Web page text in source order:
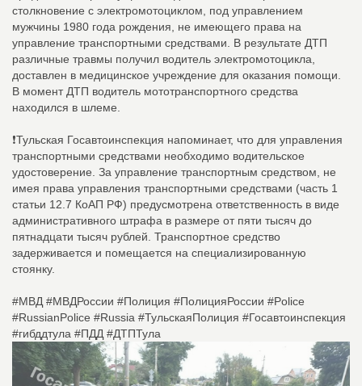
столкновение с электромотоциклом, под управлением
мужчины 1980 года рождения, не имеющего права на
управление транспортными средствами. В результате ДТП
различные травмы получил водитель электромотоцикла,
доставлен в медицинское учреждение для оказания помощи.
В момент ДТП водитель мототранспортного средства
находился в шлеме.
❗Тульская Госавтоинспекция напоминает, что для управления
транспортными средствами необходимо водительское
удостоверение. За управление транспортным средством, не
имея права управления транспортными средствами (часть 1
статьи 12.7 КоАП РФ) предусмотрена ответственность в виде
административного штрафа в размере от пяти тысяч до
пятнадцати тысяч рублей. Транспортное средство
задерживается и помещается на специализированную
стоянку.
#МВД #МВДРоссии #Полиция #ПолицияРоссии #Police
#RussianPolice #Russia #ТульскаяПолиция #Госавтоинспекция
#гибддтула #ПДД #ДТПТула